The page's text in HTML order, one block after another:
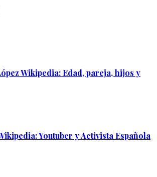
Wikipedia: Edad, pareja, hijos y
Youtuber y Activista Española